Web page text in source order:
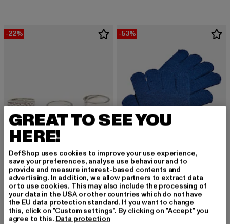
-22%
MISTER TEE
Pray
110,76 DKK
Nuværende pris: 110,76 DKK
142,00 DKKKampagnepris: 142,00 DKK
-53%
MISTER TEE
Nasa Knit Kids
55,46 DKK
Nuværende pris: 55,46 DKK
118,00 DKK
GREAT TO SEE YOU
HERE!
DefShop uses cookies to improve your use experience,
save your preferences, analyse use behaviour and to
provide and measure interest-based contents and
advertising. In addition, we allow partners to extract data
or to use cookies. This may also include the processing of
your data in the USA or other countries which do not have
the EU data protection standard. If you want to change
this, click on "Custom settings". By clicking on "Accept" you
agree to this. Data protection